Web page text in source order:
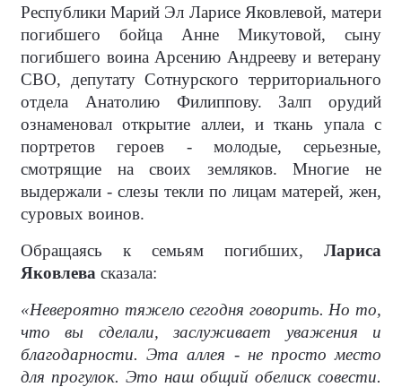
Республики Марий Эл Ларисе Яковлевой, матери
погибшего бойца Анне Микутовой, сыну
погибшего воина Арсению Андрееву и ветерану
СВО, депутату Сотнурского территориального
отдела Анатолию Филиппову. Залп орудий
ознаменовал открытие аллеи, и ткань упала с
портретов героев - молодые, серьезные,
смотрящие на своих земляков. Многие не
выдержали - слезы текли по лицам матерей, жен,
суровых воинов.
Обращаясь к семьям погибших, Лариса
Яковлева сказала:
«Невероятно тяжело сегодня говорить. Но то,
что вы сделали, заслуживает уважения и
благодарности. Эта аллея - не просто место
для прогулок. Это наш общий обелиск совести.